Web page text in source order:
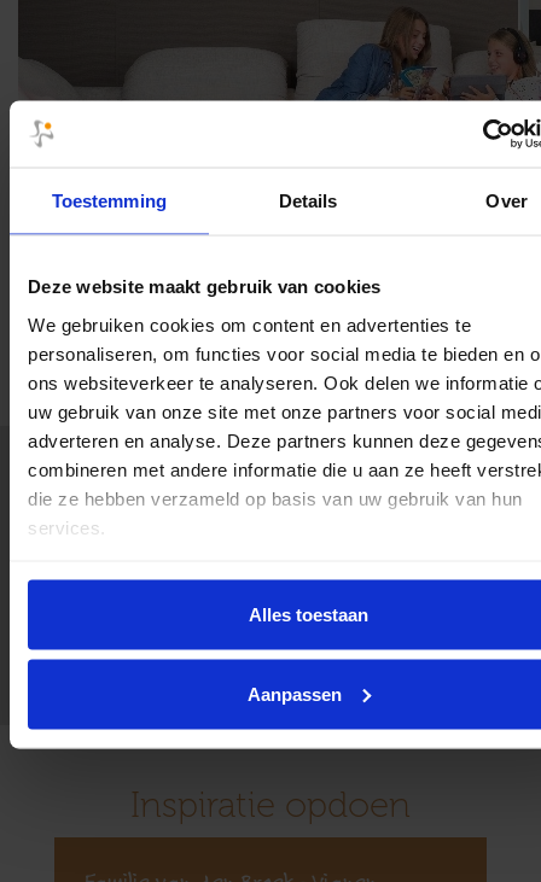
Toestemming Details Over
Deze website maakt gebruik van cookies
We gebruiken cookies om content en advertenties te
personaliseren, om functies voor social media te bieden en
ons websiteverkeer te analyseren. Ook delen we informatie
uw gebruik van onze site met onze partners voor social
adverteren en analyse. Deze partners kunnen deze
combineren met andere informatie die u aan ze heeft
die ze hebben verzameld op basis van uw gebruik van hun
services.
Alles toestaan
Aanpassen
3000 m2 woonplezier
Vakkundige stoffering
Sinds 1934
Inspiratie opdoen